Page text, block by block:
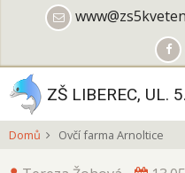
obsahu
ZŠ LIBEREC, UL.
Domů Ovčí farma Arnoltice